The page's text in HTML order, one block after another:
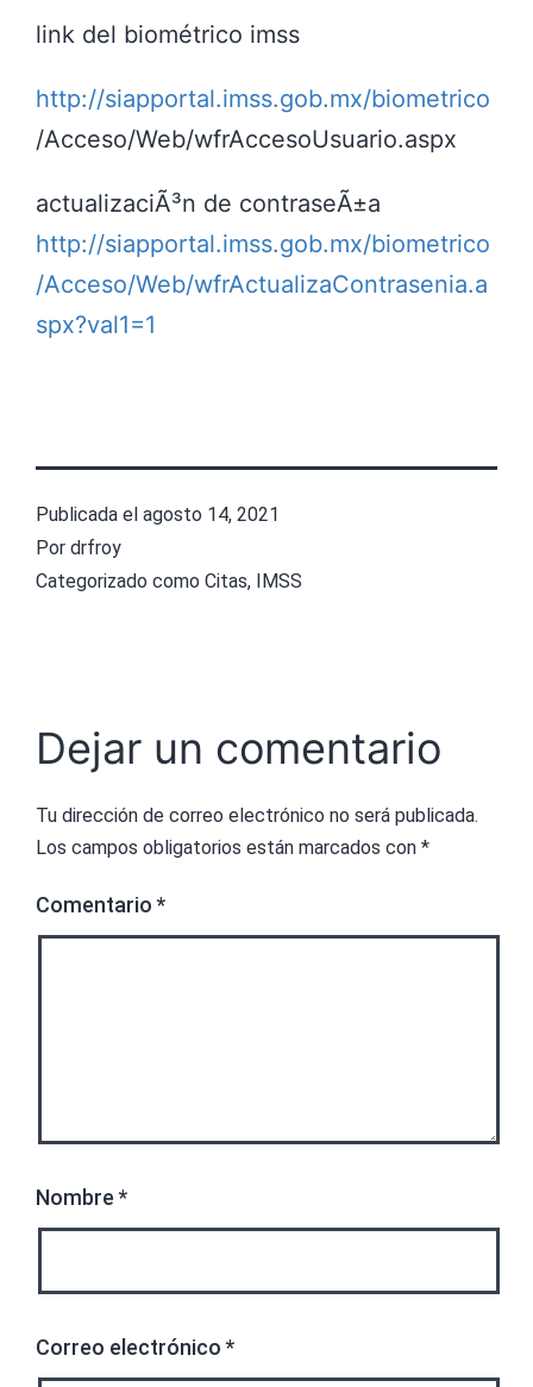
link del biométrico imss
http://siapportal.imss.gob.mx/biometrico
/Acceso/Web/wfrAccesoUsuario.aspx
actualizaciÃ³n de contraseÃ±a
http://siapportal.imss.gob.mx/biometrico
/Acceso/Web/wfrActualizaContrasenia.a
spx?val1=1
Publicada el agosto 14, 2021
Por drfroy
Categorizado como Citas, IMSS
Dejar un comentario
Tu dirección de correo electrónico no será publicada.
Los campos obligatorios están marcados con *
Comentario *
Nombre *
Correo electrónico *